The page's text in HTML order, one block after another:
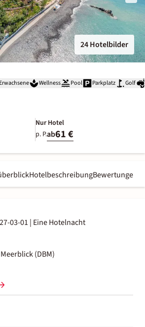
24 Hotelbilder
Wellness Pool Parkplatz Golf
Nur Hotel
p. P.ab61 €
HotelbeschreibungBewertungen
03-01 | Eine Hotelnacht
(DBM)